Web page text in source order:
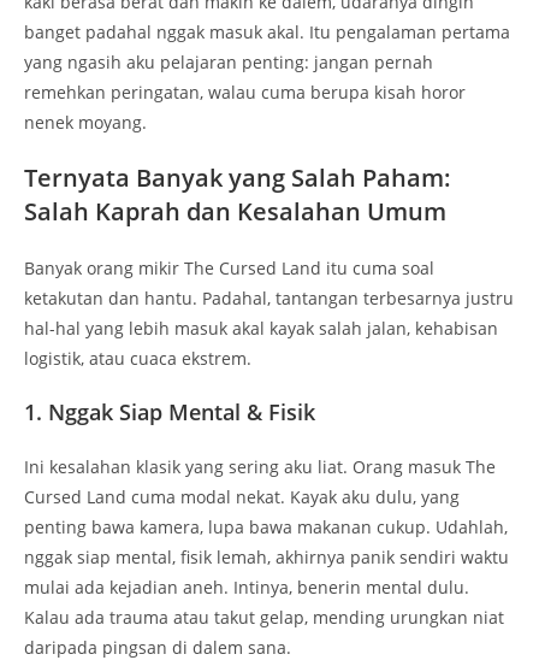
banget padahal nggak masuk akal. Itu pengalaman pertama
yang ngasih aku pelajaran penting: jangan pernah
remehkan peringatan, walau cuma berupa kisah horor
nenek moyang.
Ternyata Banyak yang Salah Paham:
Salah Kaprah dan Kesalahan Umum
Banyak orang mikir The Cursed Land itu cuma soal
ketakutan dan hantu. Padahal, tantangan terbesarnya justru
hal-hal yang lebih masuk akal kayak salah jalan, kehabisan
logistik, atau cuaca ekstrem.
1. Nggak Siap Mental & Fisik
Ini kesalahan klasik yang sering aku liat. Orang masuk The
Cursed Land cuma modal nekat. Kayak aku dulu, yang
penting bawa kamera, lupa bawa makanan cukup. Udahlah,
nggak siap mental, fisik lemah, akhirnya panik sendiri waktu
mulai ada kejadian aneh. Intinya, benerin mental dulu.
Kalau ada trauma atau takut gelap, mending urungkan niat
daripada pingsan di dalem sana.